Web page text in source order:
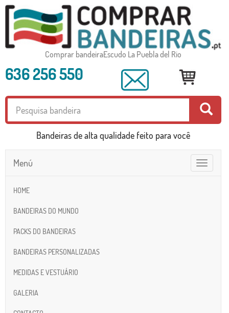
Comprar bandeiraEscudo La Puebla del Rio
636 256 550
Bandeiras de alta qualidade feito para você
Toggle
navigation
Menú
HOME
BANDEIRAS DO MUNDO
PACKS DO BANDEIRAS
BANDEIRAS PERSONALIZADAS
MEDIDAS E VESTUÁRIO
GALERIA